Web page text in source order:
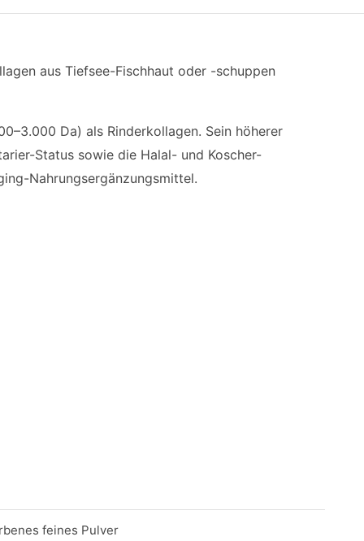
aus Tiefsee-Fischhaut oder -schuppen
Da) als Rinderkollagen. Sein höherer
Status sowie die Halal- und Koscher-
Nahrungsergänzungsmittel.
feines Pulver